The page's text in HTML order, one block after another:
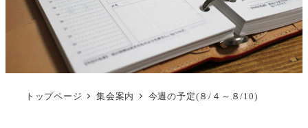
トップページ 集会案内 今週の予定(８/４～８/10)